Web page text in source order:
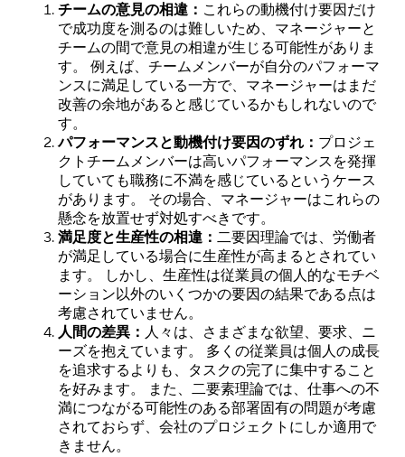
チームの意見の相違： これらの動機付け要因だけ
で成功度を測るのは難しいため、マネージャーと
チームの間で意見の相違が生じる可能性がありま
す。 例えば、チームメンバーが自分のパフォーマ
ンスに満足している一方で、マネージャーはまだ
改善の余地があると感じているかもしれないので
す。
パフォーマンスと動機付け要因のずれ： プロジェ
クトチームメンバーは高いパフォーマンスを発揮
していても職務に不満を感じているというケース
があります。 その場合、マネージャーはこれらの
懸念を放置せず対処すべきです。
満足度と生産性の相違： 二要因理論では、労働者
が満足している場合に生産性が高まるとされてい
ます。 しかし、生産性は従業員の個人的なモチベ
ーション以外のいくつかの要因の結果である点は
考慮されていません。
人間の差異： 人々は、さまざまな欲望、要求、ニ
ーズを抱えています。 多くの従業員は個人の成長
を追求するよりも、タスクの完了に集中すること
を好みます。 また、二要素理論では、仕事への不
満につながる可能性のある部署固有の問題が考慮
されておらず、会社のプロジェクトにしか適用で
きません。